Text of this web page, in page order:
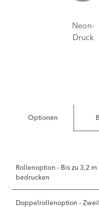
Neon-
Druck
Optionen
Rollenoption – Bis zu 3,2
bedrucken
Doppelrollenoption –